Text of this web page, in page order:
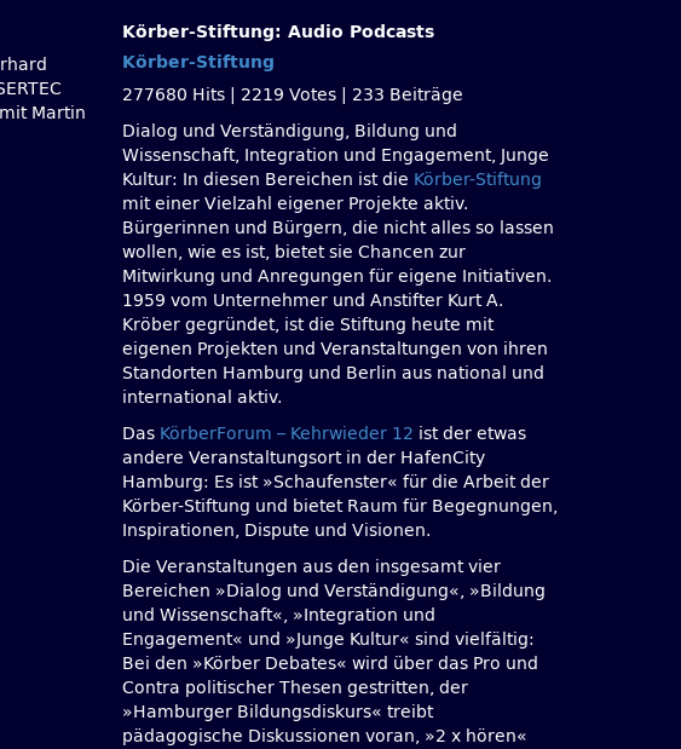
Körber-Stiftung: Audio Podcasts
Körber-Stiftung
277680 Hits
2219 Votes
233 Beiträge
Dialog und Verständigung, Bildung und
Wissenschaft, Integration und Engagement, Junge
Kultur: In diesen Bereichen ist die Körber-Stiftung
mit einer Vielzahl eigener Projekte aktiv.
Bürgerinnen und Bürgern, die nicht alles so lassen
wollen, wie es ist, bietet sie Chancen zur
Mitwirkung und Anregungen für eigene Initiativen.
1959 vom Unternehmer und Anstifter Kurt A.
Kröber gegründet, ist die Stiftung heute mit
eigenen Projekten und Veranstaltungen von ihren
Standorten Hamburg und Berlin aus national und
international aktiv.
Das KörberForum – Kehrwieder 12 ist der etwas
andere Veranstaltungsort in der HafenCity
Hamburg: Es ist »Schaufenster« für die Arbeit der
Körber-Stiftung und bietet Raum für Begegnungen,
Inspirationen, Dispute und Visionen.
Die Veranstaltungen aus den insgesamt vier
Bereichen »Dialog und Verständigung«, »Bildung
und Wissenschaft«, »Integration und
Engagement« und »Junge Kultur« sind vielfältig:
Bei den »Körber Debates« wird über das Pro und
Contra politischer Thesen gestritten, der
»Hamburger Bildungsdiskurs« treibt
pädagogische Diskussionen voran, »2 x hören«